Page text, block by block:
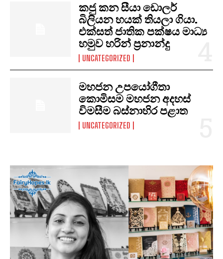
කජු කන සීයා ඩොලර්
බිලියන හයක් තියලා ගියා.
එක්සත් ජාතික පක්ෂය මාධ්‍ය
හමුව හරින් ප්‍රනාන්දු
UNCATEGORIZED
මහජන උපයෝගීතා
කොමිසම මහජන අදහස්
විමසීම බස්නාහිර පළාත
UNCATEGORIZED